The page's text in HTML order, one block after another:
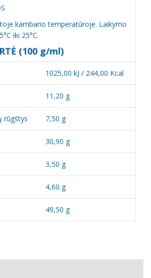
kambario temperatūroje. Laikymo
iki 25°C.
(100 g/ml)
1025,00 kJ / 244,00 Kcal
11,20 g
rūgštys 7,50 g
30,90 g
3,50 g
4,60 g
49,50 g